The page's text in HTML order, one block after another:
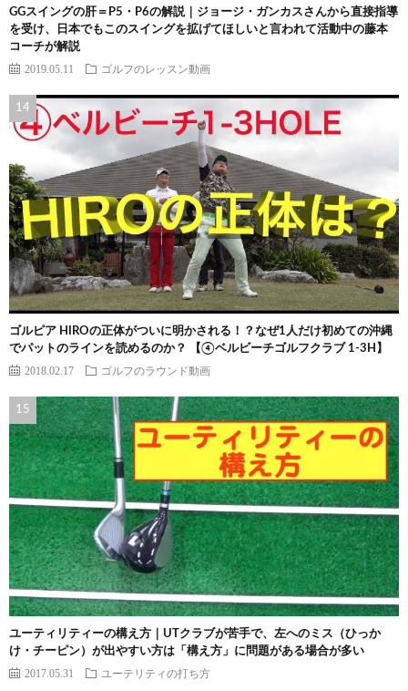
GGスイングの肝＝P5・P6の解説｜ジョージ・ガンカスさんから直接指導
を受け、日本でもこのスイングを拡げてほしいと言われて活動中の藤本
コーチが解説
2019.05.11 ゴルフのレッスン動画
ゴルピア HIROの正体がついに明かされる！？なぜ1人だけ初めての沖縄
でパットのラインを読めるのか？ 【④ベルビーチゴルフクラブ 1-3H】
2018.02.17 ゴルフのラウンド動画
ユーティリティーの構え方｜UTクラブが苦手で、左へのミス（ひっか
け・チーピン）が出やすい方は「構え方」に問題がある場合が多い
2017.05.31 ユーテリティの打ち方